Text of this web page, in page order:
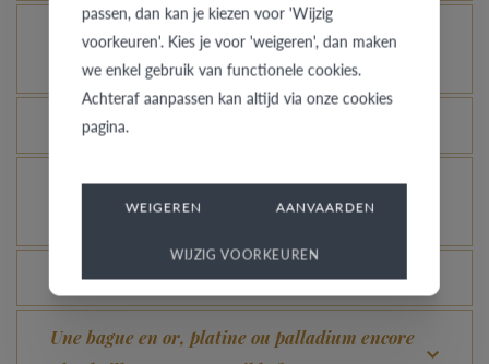
Comment avoir une idée de l’aspect d’une bague
dans une autre couleur ou largeur ?
Que signifie la garantie de qualité de VdB&VR ?
Comment éviter que l’or blanc rhodié ne prenne
une couleur champagne ?
Quel avantage offre notre Comfort Fit ?
Une bague en or, platine ou palladium encore
passen, dan kan je kiezen voor 'Wijzig
voorkeuren'. Kies je voor 'weigeren', dan maken
we enkel gebruik van functionele cookies.
Achteraf aanpassen kan altijd via onze cookies
pagina.
WEIGEREN AANVAARDEN
WIJZIG VOORKEUREN